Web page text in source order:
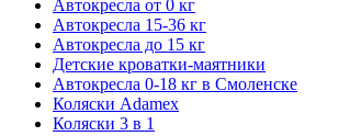
Автокресла от 0 кг
Автокресла 15-36 кг
Автокресла до 15 кг
Детские кроватки-маятники
Автокресла 0-18 кг в Смоленске
Коляски Adamex
Коляски 3 в 1